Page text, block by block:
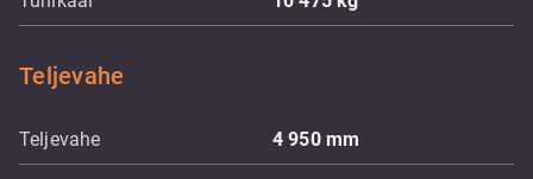
Teljevahe
Teljevahe 4 950 mm